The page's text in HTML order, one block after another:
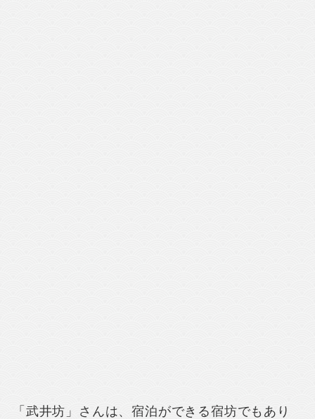
「武井坊」さんは、宿泊ができる宿坊でもあり